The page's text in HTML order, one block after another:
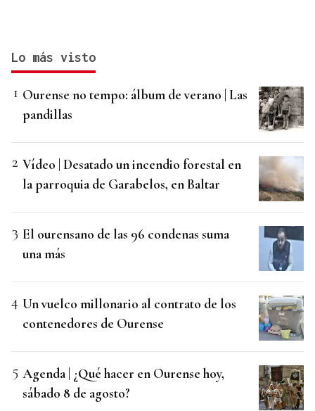
Lo más visto
Ourense no tempo: álbum de verano | Las
pandillas
Vídeo | Desatado un incendio forestal en
la parroquia de Garabelos, en Baltar
El ourensano de las 96 condenas suma
una más
Un vuelco millonario al contrato de los
contenedores de Ourense
Agenda | ¿Qué hacer en Ourense hoy,
sábado 8 de agosto?